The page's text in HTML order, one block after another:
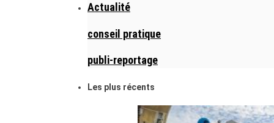
Actualité
conseil pratique
publi-reportage
Les plus récents